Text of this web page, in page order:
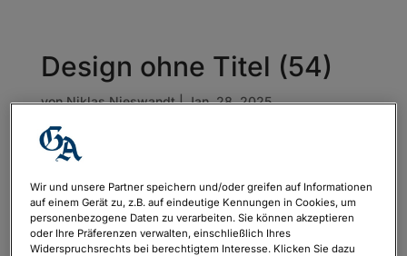
Design ohne Titel (54)
vonNiklas Nieswandt|Jan. 28, 2025
Wir und unsere Partner speichern und/oder greifen auf Informationen
auf einem Gerät zu, z.B. auf eindeutige Kennungen in Cookies, um
personenbezogene Daten zu verarbeiten. Sie können akzeptieren
oder Ihre Präferenzen verwalten, einschließlich Ihres
Widerspruchsrechts bei berechtigtem Interesse. Klicken Sie dazu